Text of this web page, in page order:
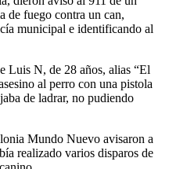
de fuego contra un can,
municipal e identificando al
Luis N, de 28 años, alias “El
al perro con una pistola
de ladrar, no pudiendo
Mundo Nuevo avisaron a
realizado varios disparos de